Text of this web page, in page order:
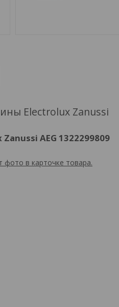
Electrolux Zanussi
AEG 1322299809
фото в карточке товара.